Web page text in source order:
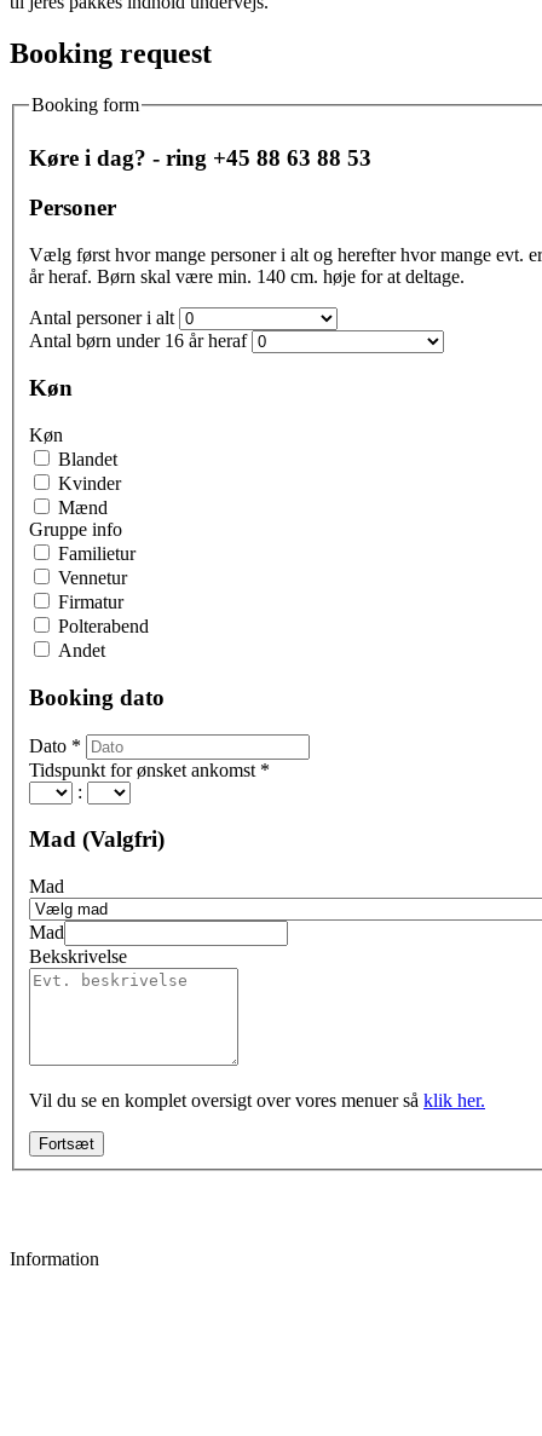
Booking request
Booking form
Køre i dag? - ring +45 88 63 88 53
Personer
Vælg først hvor mange personer i alt og herefter hvor mange evt.
år heraf. Børn skal være min. 140 cm. høje for at deltage.
Antal personer i alt
Antal børn under 16 år heraf
Køn
Køn
Blandet
Kvinder
Mænd
Gruppe info
Familietur
Vennetur
Firmatur
Polterabend
Andet
Booking dato
Dato *
Tidspunkt for ønsket ankomst *
:
Mad (Valgfri)
Mad
Mad
Bekskrivelse
Vil du se en komplet oversigt over vores menuer så klik her.
Fortsæt
Information